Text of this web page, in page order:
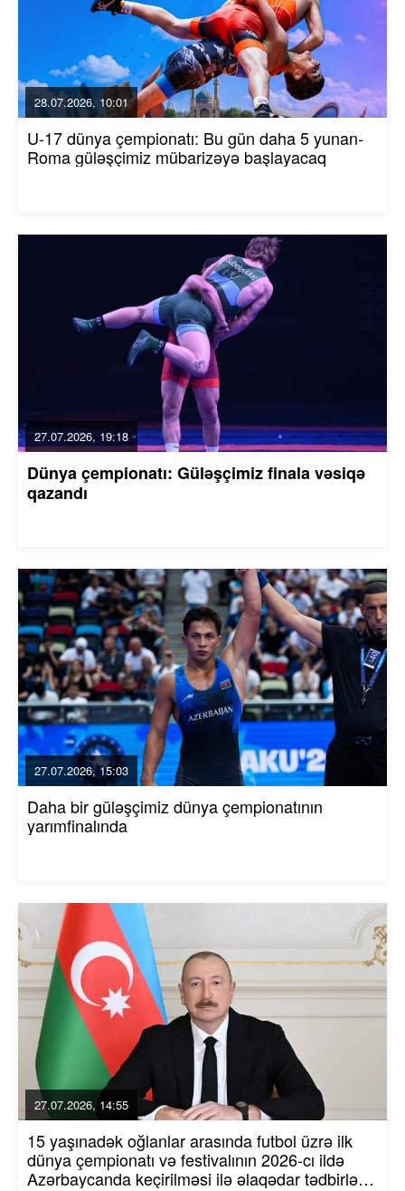
28.07.2026, 10:01
U-17 dünya çempionatı: Bu gün daha 5 yunan-
Roma güləşçimiz mübarizəyə başlayacaq
27.07.2026, 19:18
Dünya çempionatı: Güləşçimiz finala vəsiqə
qazandı
27.07.2026, 15:03
Daha bir güləşçimiz dünya çempionatının
yarımfinalında
27.07.2026, 14:55
15 yaşınadək oğlanlar arasında futbol üzrə ilk
dünya çempionatı və festivalının 2026-cı ildə
Azərbaycanda keçirilməsi ilə əlaqədar tədbirlər